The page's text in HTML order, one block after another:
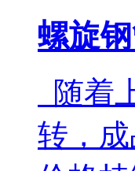
螺旋
随着
转，